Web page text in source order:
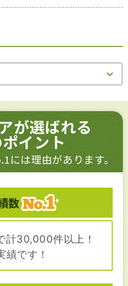
が選ばれる
イント
には理由があります。
数
計30,000件以上！
績です！